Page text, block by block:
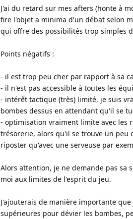
J'ai du retard sur mes afters (honte à
fire l'objet a minima d'un débat selon
qui offre des possibilités trop simples
Points négatifs :
- il est trop peu cher par rapport à sa
- il n'est pas accessible à toutes les
- intérêt tactique (très) limité, je suis
bombes dessus en attendant qu'il se
- optimisation vraiment limite avec les
trésorerie, alors qu'il se trouve un peu
riposter qu'avec une serveuse par
Alors attention, je ne demande pas sa
moi aux limites de l'esprit du jeu.
J'ajouterais de manière importante
supérieures pour dévier les bombes,